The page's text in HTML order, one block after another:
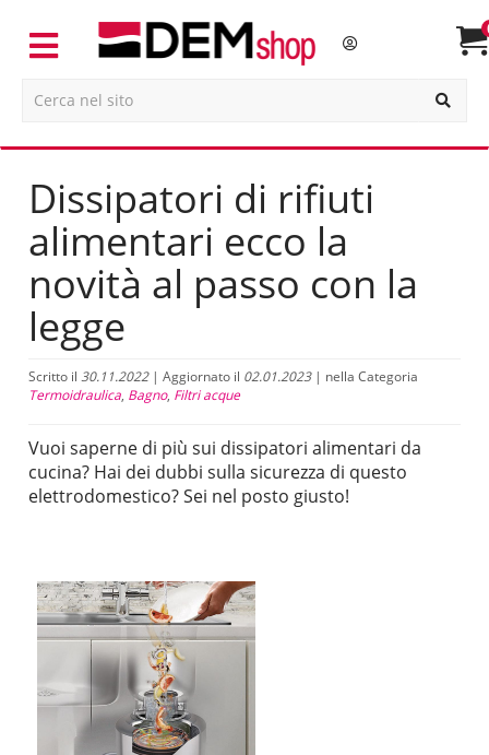
Dissipatori di rifiuti
alimentari ecco la
novità al passo con la
legge
Scritto il 30.11.2022| Aggiornato il 02.01.2023| nella Categoria
Termoidraulica, Bagno, Filtri acque
Vuoi saperne di più sui dissipatori alimentari da
cucina? Hai dei dubbi sulla sicurezza di questo
elettrodomestico? Sei nel posto giusto!